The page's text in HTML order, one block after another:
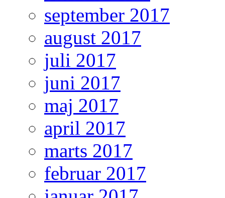
september 2017
august 2017
juli 2017
juni 2017
maj 2017
april 2017
marts 2017
februar 2017